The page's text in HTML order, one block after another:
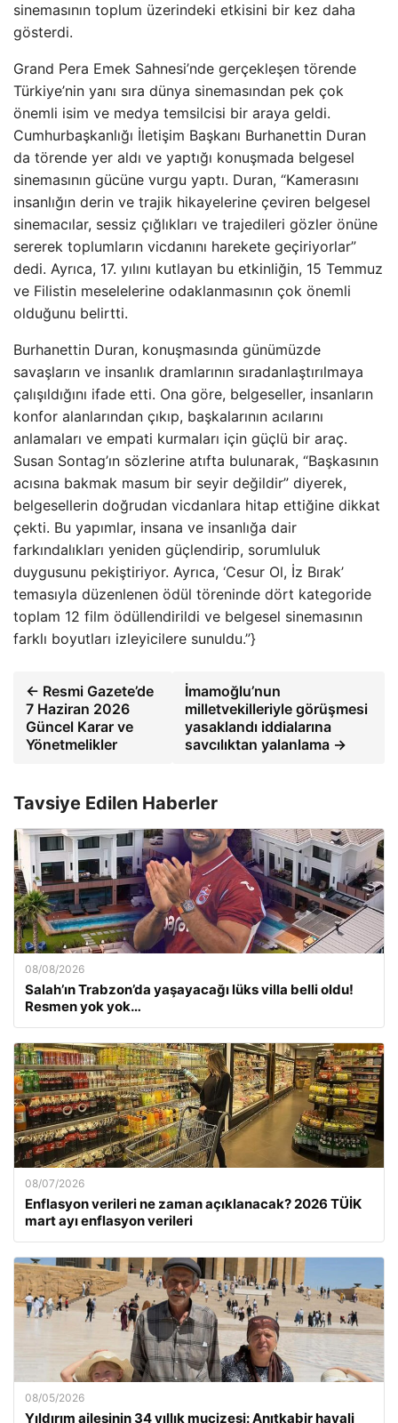
sinemasının toplum üzerindeki etkisini bir kez daha
gösterdi.
Grand Pera Emek Sahnesi’nde gerçekleşen törende
Türkiye’nin yanı sıra dünya sinemasından pek çok
önemli isim ve medya temsilcisi bir araya geldi.
Cumhurbaşkanlığı İletişim Başkanı Burhanettin Duran
da törende yer aldı ve yaptığı konuşmada belgesel
sinemasının gücüne vurgu yaptı. Duran, “Kamerasını
insanlığın derin ve trajik hikayelerine çeviren belgesel
sinemacılar, sessiz çığlıkları ve trajedileri gözler önüne
sererek toplumların vicdanını harekete geçiriyorlar”
dedi. Ayrıca, 17. yılını kutlayan bu etkinliğin, 15 Temmuz
ve Filistin meselelerine odaklanmasının çok önemli
olduğunu belirtti.
Burhanettin Duran, konuşmasında günümüzde
savaşların ve insanlık dramlarının sıradanlaştırılmaya
çalışıldığını ifade etti. Ona göre, belgeseller, insanların
konfor alanlarından çıkıp, başkalarının acılarını
anlamaları ve empati kurmaları için güçlü bir araç.
Susan Sontag’ın sözlerine atıfta bulunarak, “Başkasının
acısına bakmak masum bir seyir değildir” diyerek,
belgesellerin doğrudan vicdanlara hitap ettiğine dikkat
çekti. Bu yapımlar, insana ve insanlığa dair
farkındalıkları yeniden güçlendirip, sorumluluk
duygusunu pekiştiriyor. Ayrıca, ‘Cesur Ol, İz Bırak’
temasıyla düzenlenen ödül töreninde dört kategoride
toplam 12 film ödüllendirildi ve belgesel sinemasının
farklı boyutları izleyicilere sunuldu.”}
← Resmi Gazete’de
7 Haziran 2026
Güncel Karar ve
Yönetmelikler
İmamoğlu’nun
milletvekilleriyle görüşmesi
yasaklandı iddialarına
savcılıktan yalanlama →
Tavsiye Edilen Haberler
08/08/2026
Salah’ın Trabzon’da yaşayacağı lüks villa belli oldu!
Resmen yok yok…
08/07/2026
Enflasyon verileri ne zaman açıklanacak? 2026 TÜİK
mart ayı enflasyon verileri
08/05/2026
Yıldırım ailesinin 34 yıllık mucizesi: Anıtkabir hayali